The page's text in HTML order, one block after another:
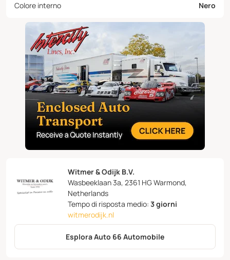
Colore interno Nero
Witmer & Odijk B.V.
Wasbeeklaan 3a, 2361 HG Warmond,
Netherlands
Tempo di risposta medio: 3 giorni
witmerodijk.nl
Esplora Auto 66 Automobile